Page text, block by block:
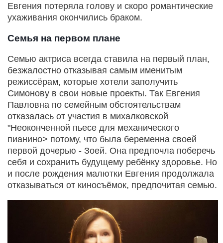
Евгения потеряла голову и скоро романтические
ухаживания окончились браком.
Семья на первом плане
Семью актриса всегда ставила на первый план,
безжалостно отказывая самым именитым
режиссёрам, которые хотели заполучить
Симонову в свои новые проекты. Так Евгения
Павловна по семейным обстоятельствам
отказалась от участия в михалковской
"Неоконченной пьесе для механического
пианино> потому, что была беременна своей
первой дочерью - Зоей. Она предпочла поберечь
себя и сохранить будущему ребёнку здоровье. Но
и после рождения малютки Евгения продолжала
отказываться от киносъёмок, предпочитая семью.